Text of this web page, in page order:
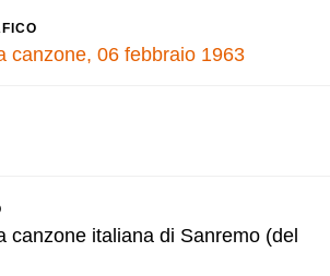
canzone, 06 febbraio 1963
canzone italiana di Sanremo (del